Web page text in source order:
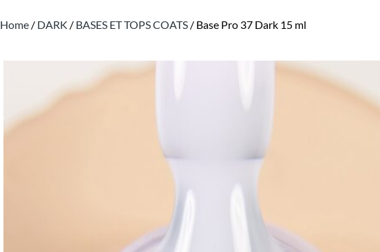
Home / DARK / BASES ET TOPS COATS / Base Pro 37 Dark 15 ml